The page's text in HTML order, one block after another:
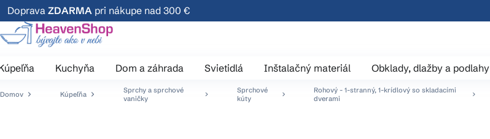
Prejsť
na
obsah
Doprava ZDARMA pri nákupe nad 300 €
Kuchyňa Dom a záhrada Svietidlá Inštalačný materiál Obklady, dlažby a podlahy
Domov Kúpeľňa
Sprchy a sprchové
vaničky
Sprchové
kúty
Rohový - 1-stranný, 1-krídlový so skladacími
dverami